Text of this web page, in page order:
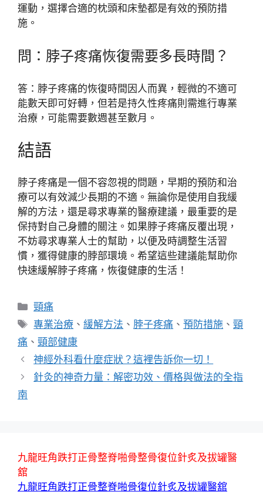
運動，選擇合適的枕頭和床墊都是有效的預防措
施。
問：脖子疼痛恢復需要多長時間？
答：脖子疼痛的恢復時間因人而異，輕微的不適可
能數天即可好轉，但若是持久性疼痛則需進行專業
治療，可能需要數週甚至數月。
結語
脖子疼痛是一個不容忽視的問題，早期的預防和治
療可以有效減少長期的不適。無論你是使用自我緩
解的方法，還是尋求專業的醫療建議，最重要的是
保持對自己身體的關注。如果脖子疼痛反覆出現，
不妨尋求專業人士的幫助，以便及時調整生活習
慣，獲得健康的脖部環境。希望這些建議能幫助你
快速緩解脖子疼痛，恢復健康的生活！
分
類
頸痛
標
籤
專業治療 、緩解方法 、 脖子疼痛 、預防措施 、頸
痛 、 頸部健康
神經外科看什麼症狀？這裡告訴你一切！
針灸的神奇力量：解密功效、價格與做法的全指
南
九龍旺角跌打正骨整脊啪骨整骨復位針炙及拔罐醫
舘
九龍旺角跌打正骨整脊啪骨復位針炙及拔罐醫舘